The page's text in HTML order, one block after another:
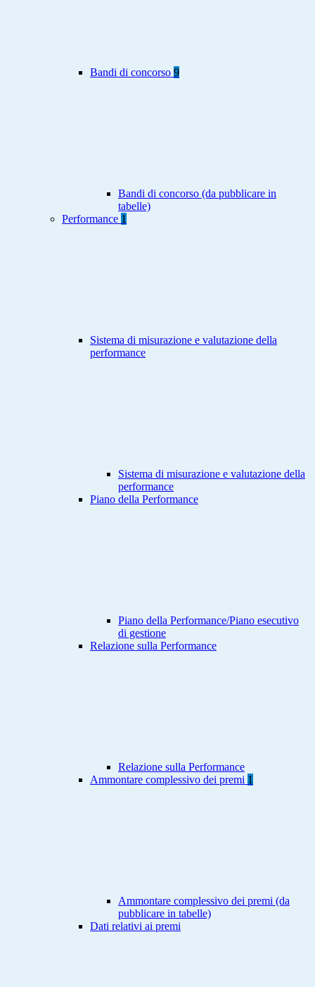
Bandi di concorso 9
Bandi di concorso (da pubblicare in
tabelle)
Performance 1
Sistema di misurazione e valutazione della
performance
Sistema di misurazione e valutazione della
performance
Piano della Performance
Piano della Performance/Piano esecutivo
di gestione
Relazione sulla Performance
Relazione sulla Performance
Ammontare complessivo dei premi 1
Ammontare complessivo dei premi (da
pubblicare in tabelle)
Dati relativi ai premi